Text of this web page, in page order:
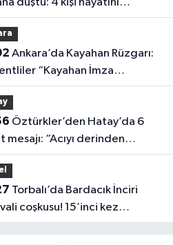
“Kayahan İmza
Buluştu
mesajı: “Acıyı derinden
coşkusu! 15’inci kez